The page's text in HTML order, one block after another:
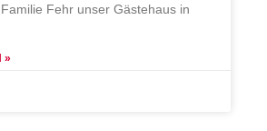
Fehr unser Gästehaus in
»